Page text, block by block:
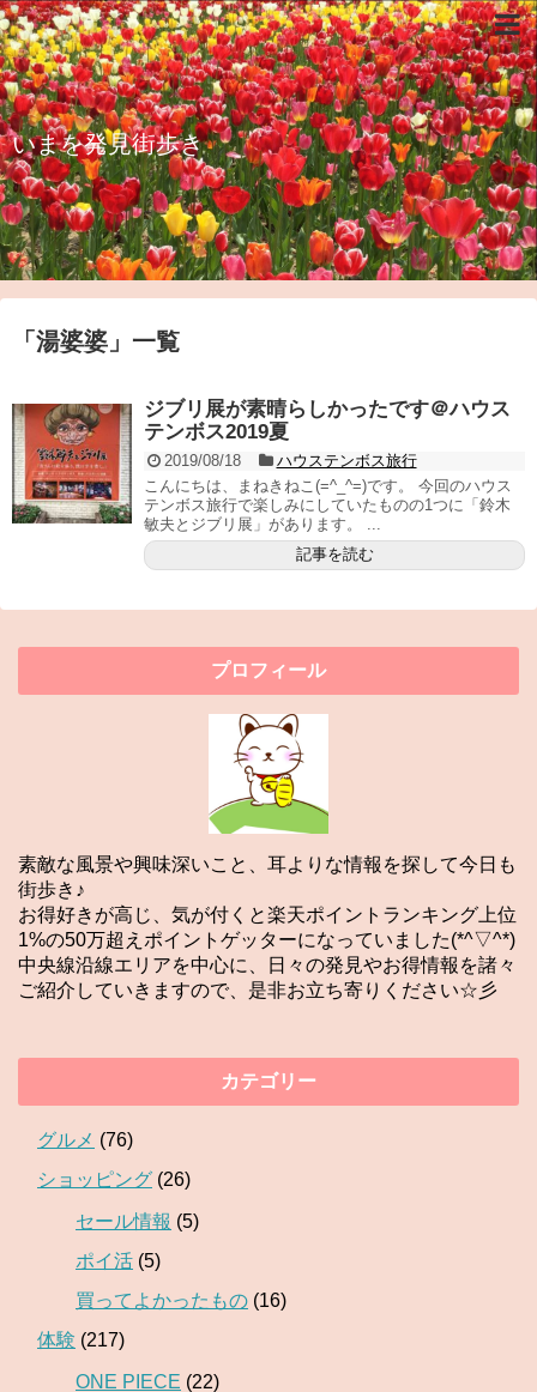
いまを発見街歩き
「 湯婆婆 」 一覧
ジブリ展が素晴らしかったです＠ハウス
テンボス2019夏
2019/08/18
ハウステンボス旅行
こんにちは、まねきねこ(=^_^=)です。 今回のハウス
テンボス旅行で楽しみにしていたものの1つに「鈴木
敏夫とジブリ展」があります。 ...
記事を読む
プロフィール
素敵な風景や興味深いこと、耳よりな情報を探して今日も
街歩き♪
お得好きが高じ、気が付くと楽天ポイントランキング上位
1%の50万超えポイントゲッターになっていました(*^▽^*)
中央線沿線エリアを中心に、日々の発見やお得情報を諸々
ご紹介していきますので、是非お立ち寄りください☆彡
カテゴリー
グルメ (76)
ショッピング (26)
セール情報 (5)
ポイ活 (5)
買ってよかったもの (16)
体験 (217)
ONE PIECE (22)